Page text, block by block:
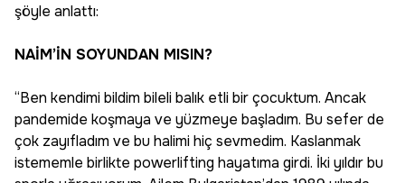
şöyle anlattı:
NAİM’İN SOYUNDAN MISIN?
“Ben kendimi bildim bileli balık etli bir çocuktum. Ancak
pandemide koşmaya ve yüzmeye başladım. Bu sefer de
çok zayıfladım ve bu halimi hiç sevmedim. Kaslanmak
istememle birlikte powerlifting hayatıma girdi. İki yıldır bu